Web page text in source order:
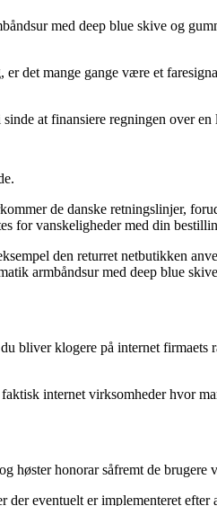
med deep blue skive og
det mange gange være et
at finansiere regningen over en
de danske retningslinjer,
for vanskeligheder med din
den returret netbutikken
armbåndsur med deep blue
bliver klogere på internet
internet virksomheder hvor
høster honorar såfremt de brugere
eventuelt er implementeret efter